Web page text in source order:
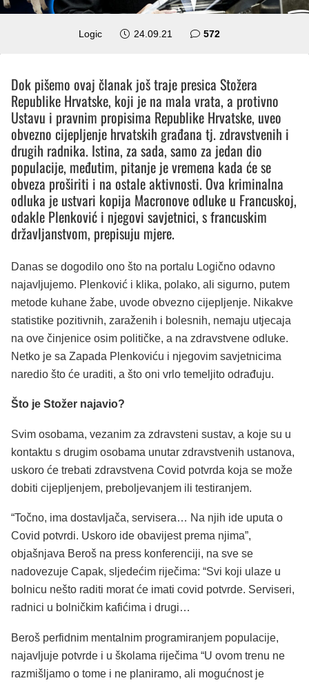
Logic 24.09.21 572
Dok pišemo ovaj članak još traje presica Stožera
Republike Hrvatske, koji je na mala vrata, a protivno
Ustavu i pravnim propisima Republike Hrvatske, uveo
obvezno cijepljenje hrvatskih građana tj. zdravstvenih i
drugih radnika. Istina, za sada, samo za jedan dio
populacije, međutim, pitanje je vremena kada će se
obveza proširiti i na ostale aktivnosti. Ova kriminalna
odluka je ustvari kopija Macronove odluke u Francuskoj,
odakle Plenković i njegovi savjetnici, s francuskim
državljanstvom, prepisuju mjere.
Danas se dogodilo ono što na portalu Logično odavno
najavljujemo. Plenković i klika, polako, ali sigurno, putem
metode kuhane žabe, uvode obvezno cijepljenje. Nikakve
statistike pozitivnih, zaraženih i bolesnih, nemaju utjecaja
na ove činjenice osim političke, a na zdravstvene odluke.
Netko je sa Zapada Plenkoviću i njegovim savjetnicima
naredio što će uraditi, a što oni vrlo temeljito odrađuju.
Što je Stožer najavio?
Svim osobama, vezanim za zdravsteni sustav, a koje su u
kontaktu s drugim osobama unutar zdravstvenih ustanova,
uskoro će trebati zdravstvena Covid potvrda koja se može
dobiti cijepljenjem, preboljevanjem ili testiranjem.
“Točno, ima dostavljača, servisera… Na njih ide uputa o
Covid potvrdi. Uskoro ide obavijest prema njima”,
objašnjava Beroš na press konferenciji, na sve se
nadovezuje Capak, sljedećim riječima: “Svi koji ulaze u
bolnicu nešto raditi morat će imati covid potvrde. Serviseri,
radnici u bolničkim kafićima i drugi…
Beroš perfidnim mentalnim programiranjem populacije,
najavljuje potvrde i u školama riječima “U ovom trenu ne
razmišljamo o tome i ne planiramo, ali mogućnost je